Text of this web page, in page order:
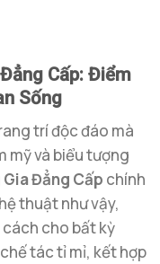
Cấp: Điểm
Sống
trí độc đáo mà
mỹ và biểu tượng
Đẳng Cấp chính
thuật như vậy,
cho bất kỳ
tác tỉ mỉ, kết hợp